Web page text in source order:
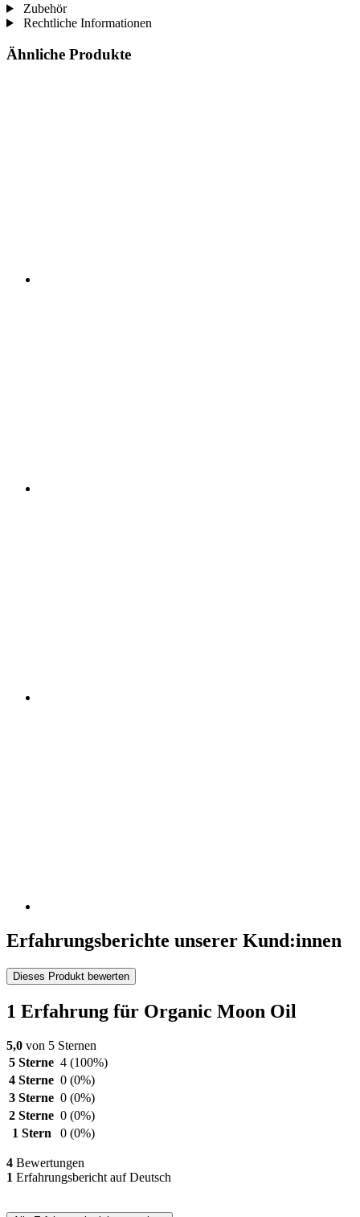
Zubehör
Rechtliche Informationen
Ähnliche Produkte
Erfahrungsberichte unserer Kund:innen
Dieses Produkt bewerten
1 Erfahrung für Organic Moon Oil
5,0 von 5 Sternen
5 Sterne 4 (100%)
4 Sterne 0 (0%)
3 Sterne 0 (0%)
2 Sterne 0 (0%)
1 Stern
0 (0%)
4 Bewertungen
1 Erfahrungsbericht auf Deutsch